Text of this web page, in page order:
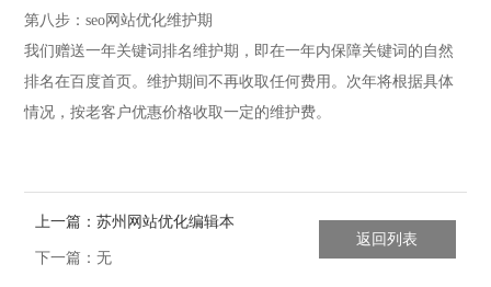
第八步：seo网站优化维护期
我们赠送一年关键词排名维护期，即在一年内保障关键词的自然
排名在百度首页。维护期间不再收取任何费用。次年将根据具体
情况，按老客户优惠价格收取一定的维护费。
上一篇：苏州网站优化编辑本
段搜索引擎优化
下一篇：无
返回列表